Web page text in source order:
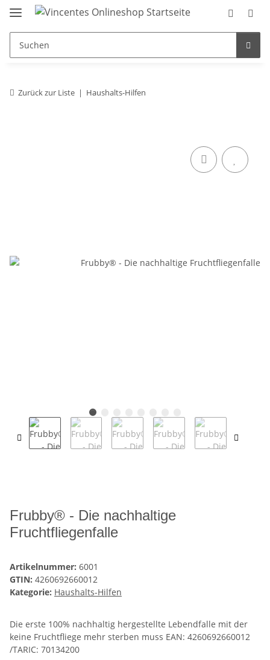
Zurück zur Liste Haushalts-Hilfen
Frubby® - Die nachhaltige
Fruchtfliegenfalle
Artikelnummer: 6001
GTIN: 4260692660012
Kategorie: Haushalts-Hilfen
Die erste 100% nachhaltig hergestellte Lebendfalle mit der
keine Fruchtfliege mehr sterben muss EAN: 4260692660012
/TARIC: 70134200